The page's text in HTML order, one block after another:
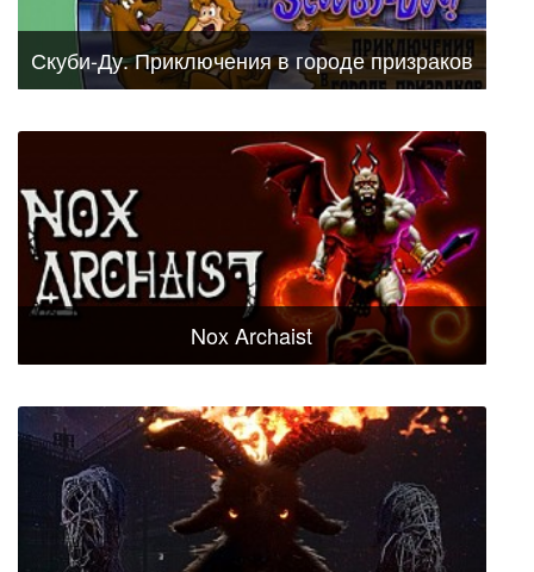
Скуби-Ду. Приключения в городе призраков
Nox Archaist